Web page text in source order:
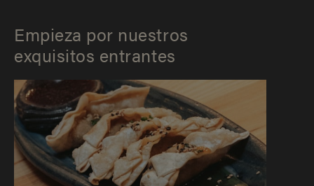
Empieza por nuestros
exquisitos entrantes